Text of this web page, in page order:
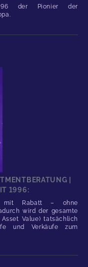
der Pionier der
|
1996:
mit Rabatt – ohne
wird der gesamte
Value) tatsächlich
und Verkäufe zum